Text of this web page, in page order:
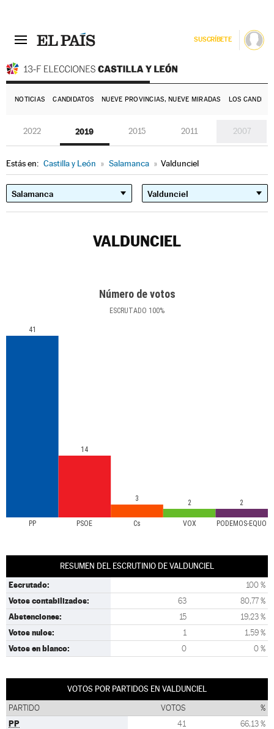
SUSCRÍBETE
NOTICIAS CANDIDATOS NUEVE PROVINCIAS, NUEVE MIRADAS LOS
2022 2019 2015 2011 2007
Estás en: Castilla y León » Salamanca » Valdunciel
VALDUNCIEL
Número de votos
ESCRUTADO 100%
PP PSOE Cs VOX PODEMOS-EQUO
41
14
3 2 2
RESUMEN DEL ESCRUTINIO DE VALDUNCIEL
Escrutado: 100 %
Votos contabilizados: 63 80,77 %
Abstenciones: 15 19,23 %
Votos nulos: 1 1,59 %
Votos en blanco: 0 0 %
VOTOS POR PARTIDOS EN VALDUNCIEL
PARTIDO VOTOS %
PP 41 66,13 %